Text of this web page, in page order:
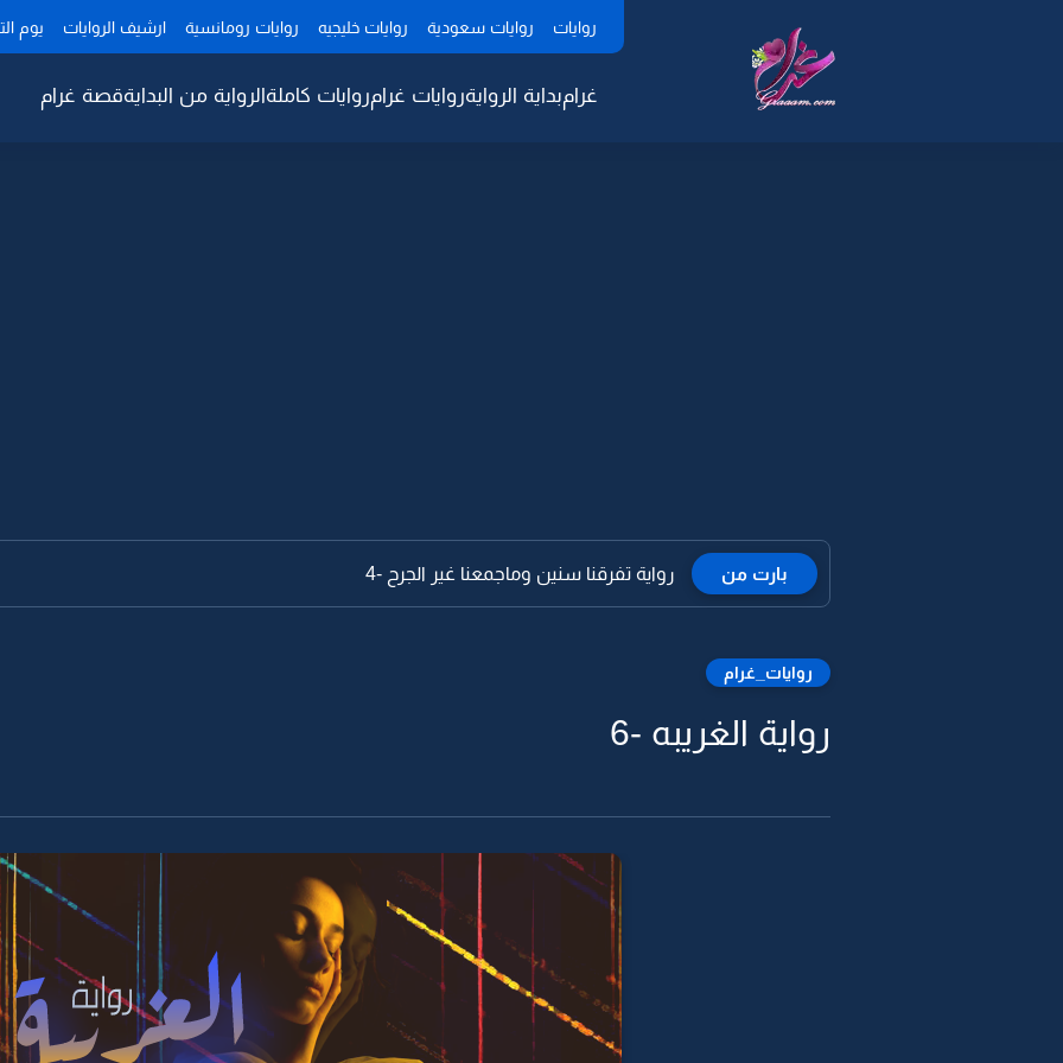
روايات روايات سعودية روايات خليجيه روايات رومانسية ارشيف الروايات يوم
غرامبداية الروايةروايات غرامروايات كاملةالرواية من البدايةقصة غرام
بارت من رواية تفرقنا سنين وماجمعنا غير الجرح -4
روايات_غرام
رواية الغريبه -6